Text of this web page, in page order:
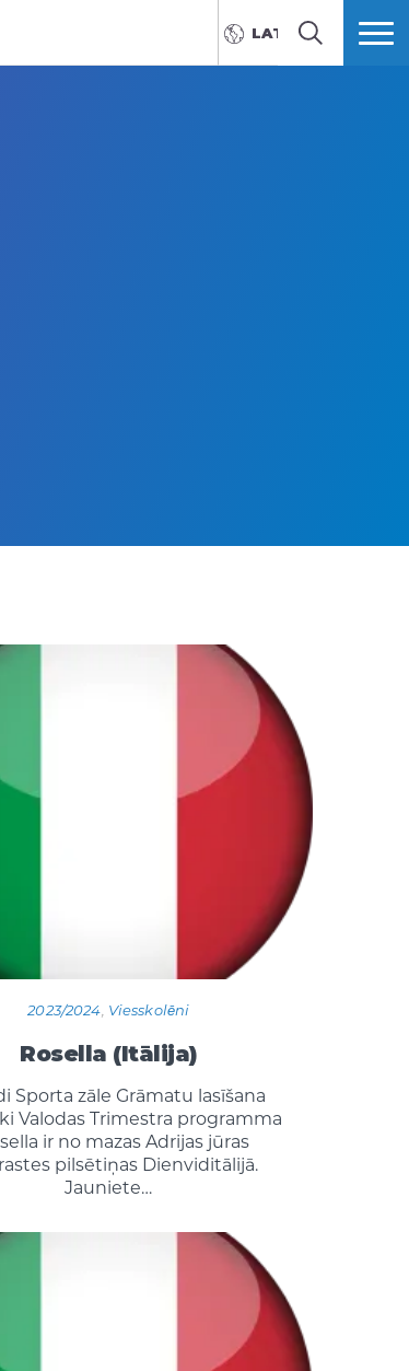
LATVIEŠU
MEKLĒT
2023/2024 Viesskolēni
Rosella (Itālija)
Sporta zāle Grāmatu lasīšana
Valodas Trimestra programma
ir no mazas Adrijas jūras
pilsētiņas Dienviditālijā.
Jauniete…